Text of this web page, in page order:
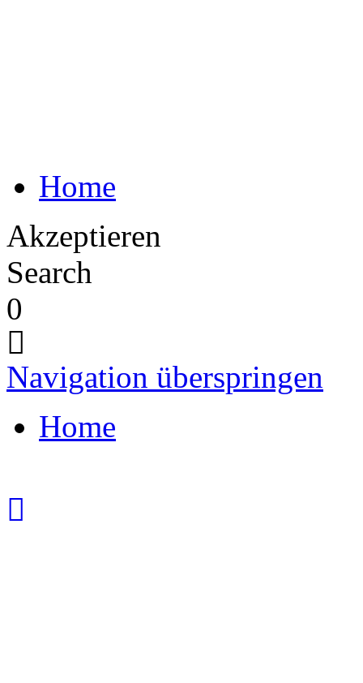
Home
Akzeptieren
Search
0
Navigation überspringen
Home